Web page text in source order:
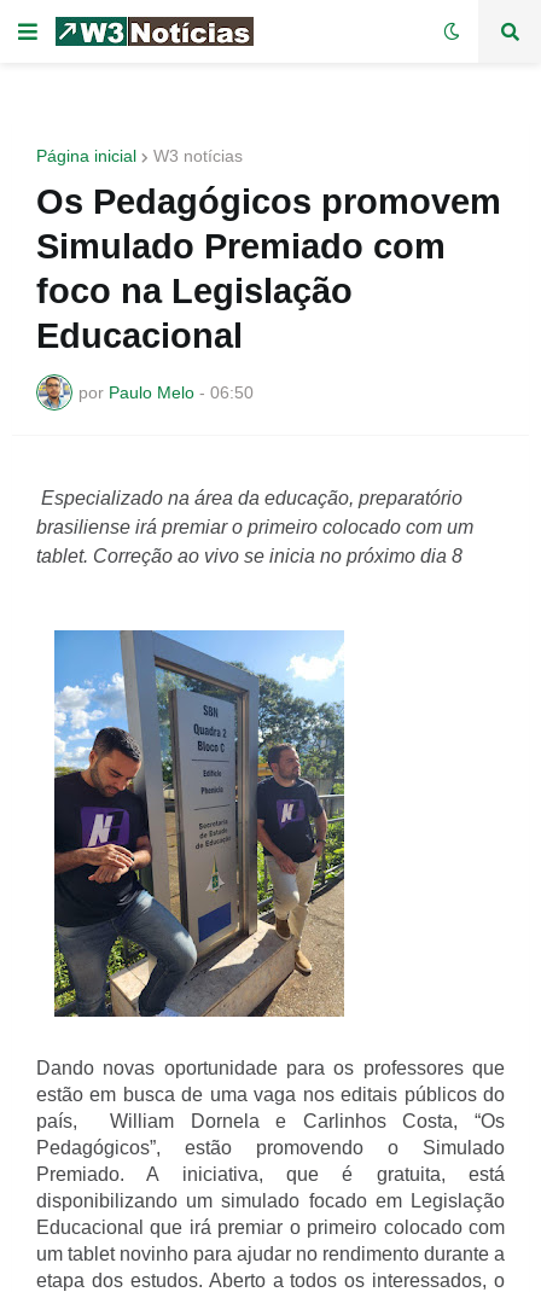
Página inicial W3 notícias
Os Pedagógicos promovem
Simulado Premiado com
foco na Legislação
Educacional
por Paulo Melo - 06:50
Especializado na área da educação, preparatório
brasiliense irá premiar o primeiro colocado com um
tablet. Correção ao vivo se inicia no próximo dia 8
Dando novas oportunidade para os professores que
estão em busca de uma vaga nos editais públicos do
país, William Dornela e Carlinhos Costa, “Os
Pedagógicos”, estão promovendo o Simulado
Premiado. A iniciativa, que é gratuita, está
disponibilizando um simulado focado em Legislação
Educacional que irá premiar o primeiro colocado com
um tablet novinho para ajudar no rendimento durante a
etapa dos estudos. Aberto a todos os interessados, o